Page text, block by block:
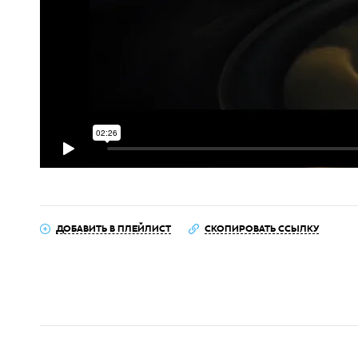
ДОБАВИТЬ В ПЛЕЙЛИСТ СКОПИРОВАТЬ ССЫЛКУ